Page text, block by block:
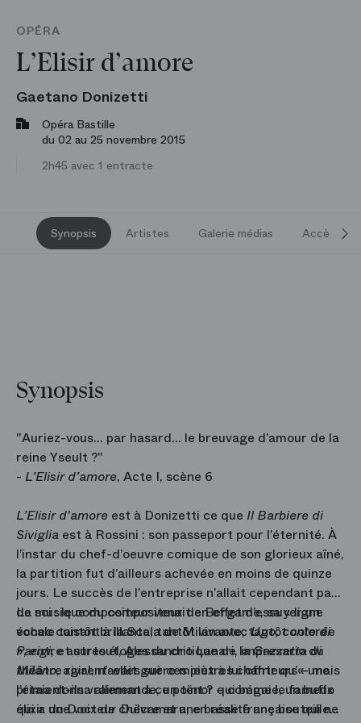
OPÉRA
L’Elisir d’amore
Gaetano Donizetti
Opéra Bastille
du 02 au 25 novembre 2015
2h45 avec 1 entracte
Synopsis Artistes Galerie médias Accès et
Synopsis
"Auriez-vous… par hasard… le breuvage d’amour de la
reine Yseult ?"
- L’Elisir d’amore, Acte I, scène 6
L’Elisir d'amore est à Donizetti ce que Il Barbiere di
Siviglia est à Rossini : son passeport pour l’éternité. À
l’instar du chef-d’oeuvre comique de son glorieux aîné,
la partition fut d’ailleurs achevée en moins de quinze
jours. Le succès de l’entreprise n’allait cependant pas
de soi : le compositeur venait en effet d’essuyer un
échec cuisant à la Scala de Milan avecUgo, conte di
Parigi, et surtout, Alessandro Lanari, impresario du
théâtre rival, n’avait guère mieux à lui offrir qu’« une
prima donna allemande, un ténor qui bégaie, un buffo
qui a une voix de chèvre et une basse française qui ne
La musique du compositeur de Bergame, sa « ligne
vocale tantôt brillante, tantôt vivante, tantôt colorée
», entre autres éloges du critique de laGazzetta di
Milano, agirent-elles sur ces piètres chanteurs – mais
l’étaient-ils vraiment à ce point ? – comme le fameux
élixir du Docteur Dulcamara, en réalité une bouteille